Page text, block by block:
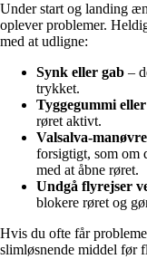
Under start og landing
oplever problemer.
med at udligne:
Synk eller gab –
trykket.
Tyggegummi
røret aktivt.
Valsalva-
forsigtigt, som om
med at åbne røret.
Undgå flyrejser
blokere røret og
Hvis du ofte får
slimløsnende middel før